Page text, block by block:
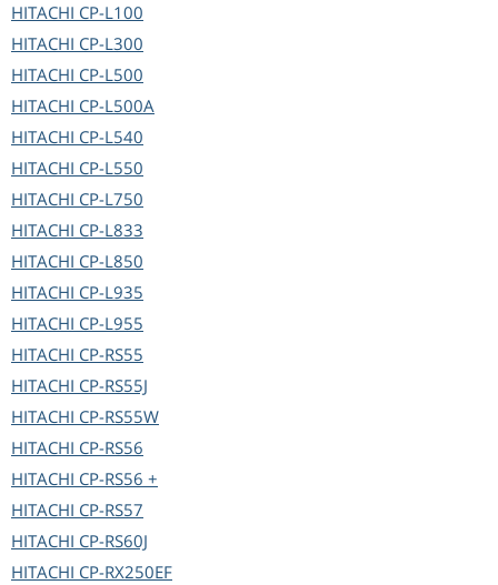
HITACHI CP-L100
HITACHI CP-L300
HITACHI CP-L500
HITACHI CP-L500A
HITACHI CP-L540
HITACHI CP-L550
HITACHI CP-L750
HITACHI CP-L833
HITACHI CP-L850
HITACHI CP-L935
HITACHI CP-L955
HITACHI CP-RS55
HITACHI CP-RS55J
HITACHI CP-RS55W
HITACHI CP-RS56
HITACHI CP-RS56 +
HITACHI CP-RS57
HITACHI CP-RS60J
HITACHI CP-RX250EF